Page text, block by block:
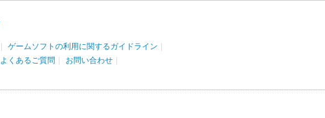
ゲームソフトの利用に関するガイドライン
よくあるご質問 お問い合わせ